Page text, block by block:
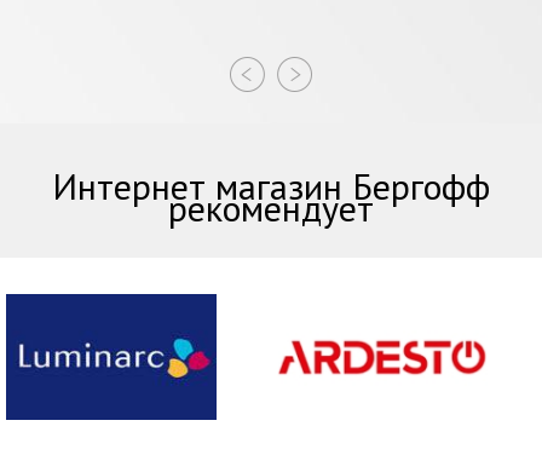
Интернет магазин Бергофф
рекомендует